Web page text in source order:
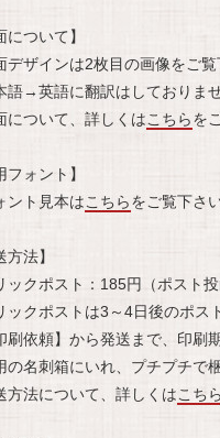
について】
デザインは2枚目の画像をご
語→英語に翻訳はしておりま
について、詳しくはこちらを
フォント】
ント見本はこちらをご覧下さい
方法】
ックポスト：185円（ポスト
ックポストは3～4日後のポス
刷依頼】から発送まで、印刷
の名刺箱にいれ、プチプチで
方法について、詳しくはこちら